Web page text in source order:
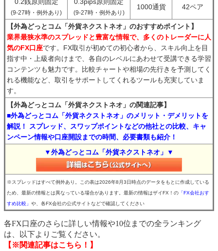
(9-27時・例外あり) (9-27時・例外あり)
1000通貨 42ペア
【外為どっとコム「外貨ネクストネオ」のおすすめポイント】
業界最狭水準のスプレッドと豊富な情報で、多くのトレーダーに人
気のFX口座です。FX取引が初めての初心者から、スキル向上を目
指す中・上級者向けまで、各自のレベルにあわせて受講できる学習
コンテンツも魅力です。比較チャートや相場の先行きを予測してく
れる機能など、取引をサポートしてくれるツールも充実していま
す。
【外為どっとコム「外貨ネクストネオ」の関連記事】
■外為どっとコム「外貨ネクストネオ」のメリット・デメリットを
解説！ スプレッド、スワップポイントなどの他社との比較、キャ
ンペーン情報や口座開設までの時間、必要書類も紹介！
▼外為どっとコム「外貨ネクストネオ」▼
※スプレッドはすべて例外あり。この表は2026年8月3日時点のデータをもとに作成している
ため、最新の情報とは異なっている場合があります。最新の情報はザイFX！の 「FX会社おす
すめ比較」 や、各FX会社の公式サイトなどで確認してください
各FX口座のさらに詳しい情報や10位までの全ランキング
は、以下よりご覧ください。
【※関連記事はこちら！】